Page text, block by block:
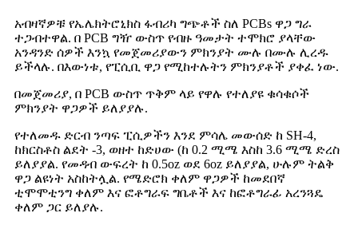
አብዛኛዎቹ የኤሌክትሮኒክስ ፋብሪካ ግጭቶች ስለ PCBs ዋጋ ግራ
ተጋብተዋል. በ PCB ግዥ ውስጥ የብዙ ዓመታት ተሞክሮ ያላቸው
አንዳንድ ሰዎች እንኳ የመጀመሪያውን ምክንያት ሙሉ በሙሉ ሊረዱ
ይችላሉ. በእውነቱ, የፒሲቢ ዋጋ የሚከተሉትን ምክንያቶች ያቀፈ ነው.
በመጀመሪያ, በ PCB ውስጥ ጥቅም ላይ የዋሉ የተለያዩ ቁሳቁሶች
ምክንያት ዋጋዎች ይለያያሉ.
የተለመዱ ድርብ ንጣፍ ፒሲዎችን እንደ ምሳሌ መውሰድ ከ SH-4,
ከክርስቶስ ልደት -3, ወዘተ ከድሀው (ከ 0.2 ሚሜ እስከ 3.6 ሚሜ ድረስ
ይለያያል. የመዳብ ውፍረት ከ 0.5oz ወደ 6oz ይለያያል, ሁሉም ትልቅ
ዋጋ ልዩነት አስከትሏል. የሜድሮክ ቀለም ዋጋዎች ከመደበኛ
ቲሞሞቲንግ ቀለም እና ፎቶግራፍ ግቤቶች እና ከፎቶግራፊ አረንጓዴ
ቀለም ጋር ይለያሉ.